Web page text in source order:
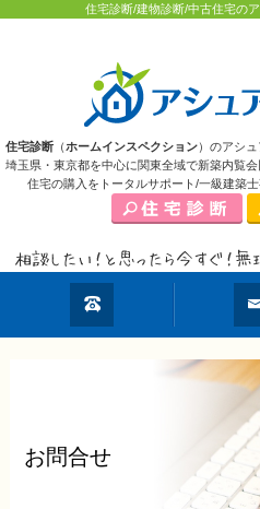
住宅診断/建物診断/中古住宅の
住宅診断（ ホームインスペクション）のアシ
埼玉県・東京都を中心に関東全域で新築内覧
住宅の購入をトータルサポート/一級建築
お問合せ